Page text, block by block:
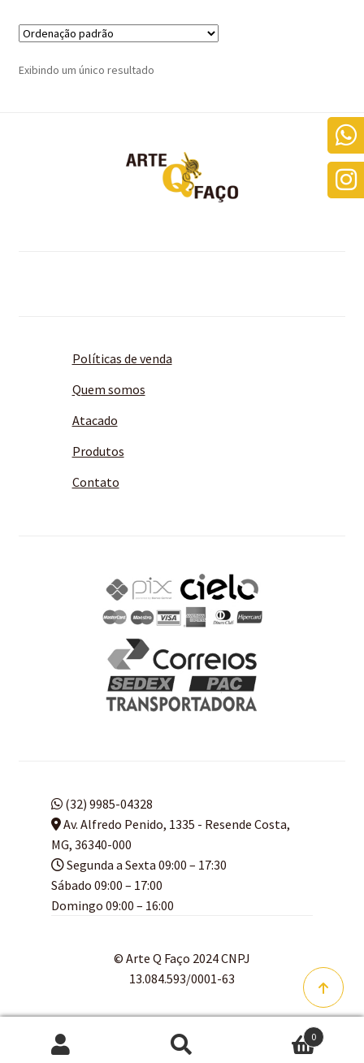
Exibindo um único resultado
Políticas de venda
Quem somos
Atacado
Produtos
Contato
(32) 9985-04328
Av. Alfredo Penido, 1335 - Resende Costa,
MG, 36340-000
Segunda a Sexta 09:00 – 17:30
Sábado 09:00 – 17:00
Domingo 09:00 – 16:00
© Arte Q Faço 2024 CNPJ
13.084.593/0001-63
Pesquisar
Pesquisar
0